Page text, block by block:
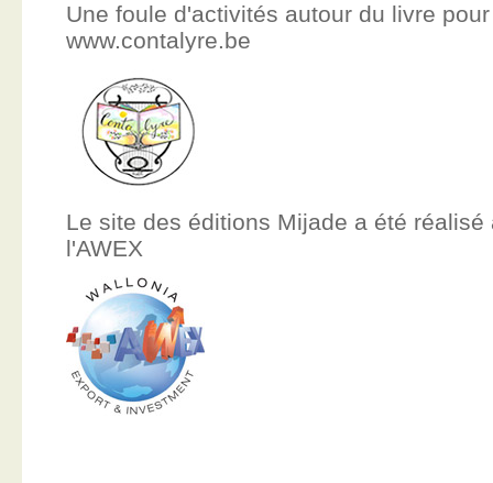
Une foule d'activités autour du livre
www.contalyre.be
Le site des éditions Mijade a été réalisé
l'AWEX